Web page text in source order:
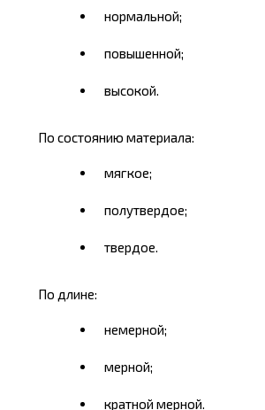
нормальной;
повышенной;
высокой.
По состоянию материала:
мягкое;
полутвердое;
твердое.
По длине:
немерной;
мерной;
кратной мерной.